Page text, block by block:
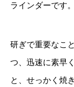
ラインダーです。
研ぎで重要なこ
つ、迅速に素早
と、せっかく焼